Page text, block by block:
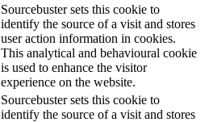
Sourcebuster sets this cookie to
identify the source of a visit and stores
user action information in cookies.
This analytical and behavioural cookie
is used to enhance the visitor
experience on the website.
Sourcebuster sets this cookie to
identify the source of a visit and stores